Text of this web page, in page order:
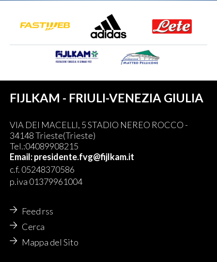
FIJLKAM - FRIULI-VENEZIA GIULIA
VIA DEI MACELLI, 5 STADIO NEREO ROCCO -
34148 Trieste(Trieste)
Tel.:04089908215
Email: presidente.fvg@fijlkam.it
c.f. 05248370586
p.iva 01379961004
Feed rss
Cerca
Mappa del Sito